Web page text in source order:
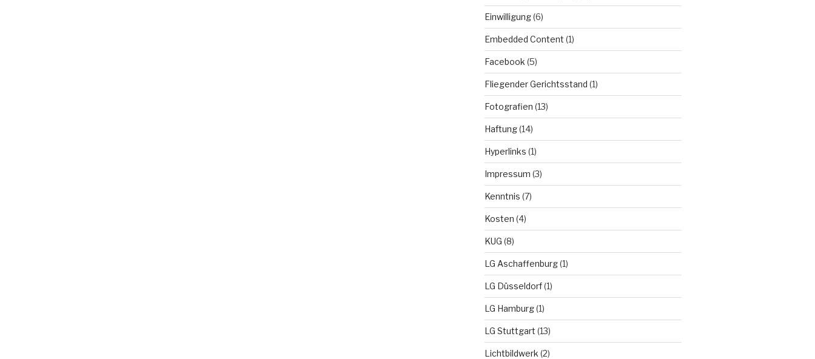
Einwilligung(6)
Embedded Content (1)
Facebook (5)
Fliegender Gerichtsstand (1)
Fotografien (13)
Haftung(14)
Hyperlinks (1)
Impressum (3)
Kenntnis (7)
Kosten (4)
KUG (8)
LG Aschaffenburg(1)
LG Düsseldorf(1)
LG Hamburg(1)
LG Stuttgart (13)
Lichtbildwerk (2)